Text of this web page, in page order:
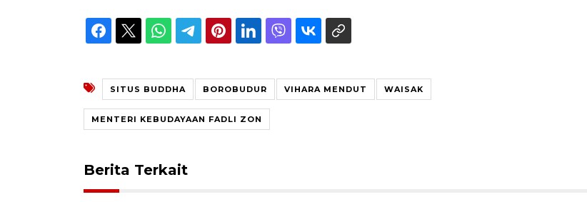
SITUS BUDDHA BOROBUDUR VIHARA MENDUT WAISAK
MENTERI KEBUDAYAAN FADLI ZON
Berita Terkait